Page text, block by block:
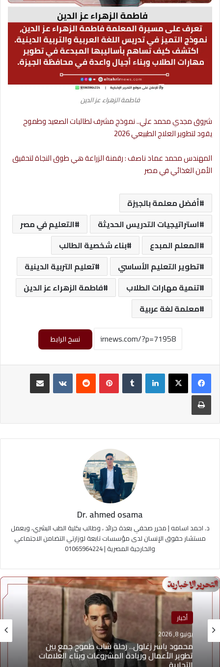
فاطمة الزهراء عز الدين
شروق مجدي محمد علي.. نموذج مشرف لطالبات الصعيد وطموح
يقود لتطوير العلاج الطبيعي 2026
المهندس محمد عماد ناصف : رقمنة الزراعة هي طوق النجاة لتحقيق
الأمن الغذائي في مصر
أفضل معلمة بالجيزة
استراتيجيات التدريس الحديثة
التعليم في مصر
المعلم المبدع
بناء شخصية الطالب
تطوير التعليم الأساسي
تعليم التربية الدينية
تنمية مهارات الطلاب
فاطمة الزهراء عز الدين
معلمة لغة عربية
نسخ الرابط
لينكدإن بينتيريست
طباعة
Dr. ahmed osama
د. احمد اسامه | محرر صحفي بعدة جرائد ، وطالب بكلية الطب البشري، ويعمل
مستشار حقوق الإنسان لدى مؤسسات تابعة لوزارتي التضامن الاجتماعي
والخارجية المصرية | 01065964224
أخبار
يونيو 8, 2026
منوعات
يونيو 4, 2026
يوسف أيمن درويش.. عقلية بيعية شابة تقود التغيير
وتؤهل الشباب لسوق العمل2026